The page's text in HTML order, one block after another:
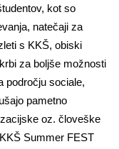
kot so
natečaji za
s KKŠ, obiski
za boljše možnosti
področju sociale,
pametno
oz. človeške
Summer FEST